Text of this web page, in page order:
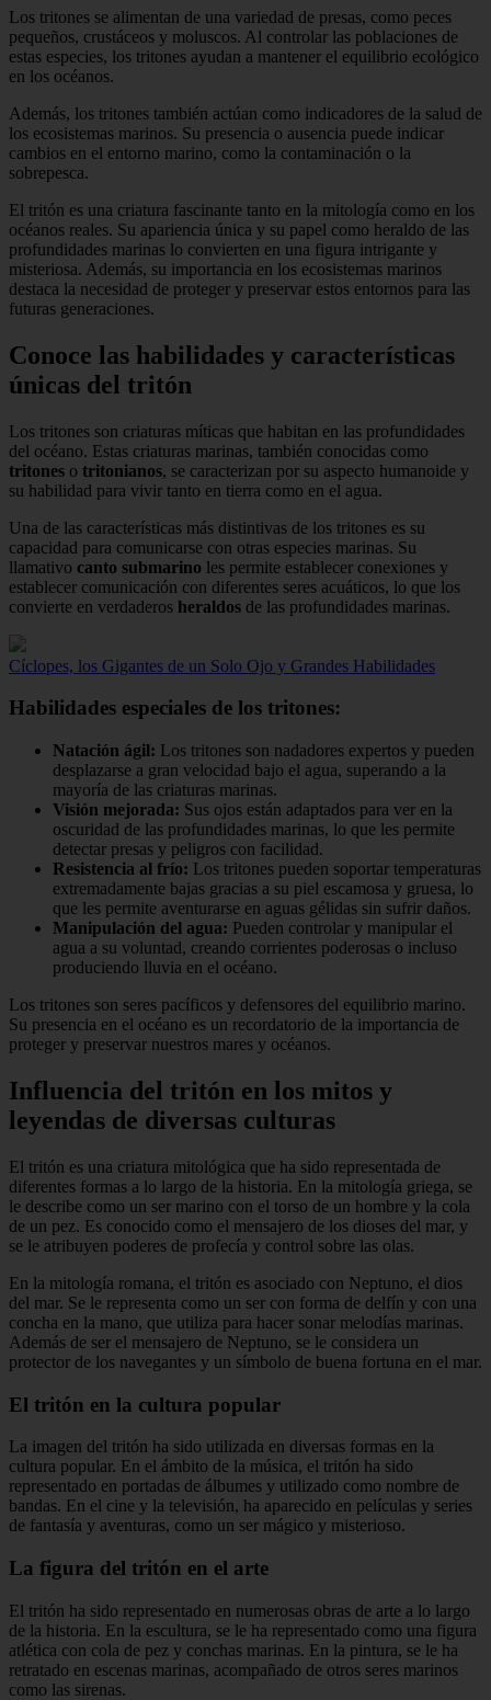
Los tritones se alimentan de una variedad de presas, como peces
pequeños, crustáceos y moluscos. Al controlar las poblaciones de
estas especies, los tritones ayudan a mantener el equilibrio ecológico
en los océanos.
Además, los tritones también actúan como indicadores de la salud de
los ecosistemas marinos. Su presencia o ausencia puede indicar
cambios en el entorno marino, como la contaminación o la
sobrepesca.
El tritón es una criatura fascinante tanto en la mitología como en los
océanos reales. Su apariencia única y su papel como heraldo de las
profundidades marinas lo convierten en una figura intrigante y
misteriosa. Además, su importancia en los ecosistemas marinos
destaca la necesidad de proteger y preservar estos entornos para las
futuras generaciones.
Conoce las habilidades y características
únicas del tritón
Los tritones son criaturas míticas que habitan en las profundidades
del océano. Estas criaturas marinas, también conocidas como
tritones o tritonianos, se caracterizan por su aspecto humanoide y
su habilidad para vivir tanto en tierra como en el agua.
Una de las características más distintivas de los tritones es su
capacidad para comunicarse con otras especies marinas. Su
llamativo canto submarino les permite establecer conexiones y
establecer comunicación con diferentes seres acuáticos, lo que los
convierte en verdaderos heraldos de las profundidades marinas.
Cíclopes, los Gigantes de un Solo Ojo y Grandes Habilidades
Habilidades especiales de los tritones:
Natación ágil: Los tritones son nadadores expertos y pueden
desplazarse a gran velocidad bajo el agua, superando a la
mayoría de las criaturas marinas.
Visión mejorada: Sus ojos están adaptados para ver en la
oscuridad de las profundidades marinas, lo que les permite
detectar presas y peligros con facilidad.
Resistencia al frío: Los tritones pueden soportar temperaturas
extremadamente bajas gracias a su piel escamosa y gruesa, lo
que les permite aventurarse en aguas gélidas sin sufrir daños.
Manipulación del agua: Pueden controlar y manipular el
agua a su voluntad, creando corrientes poderosas o incluso
produciendo lluvia en el océano.
Los tritones son seres pacíficos y defensores del equilibrio marino.
Su presencia en el océano es un recordatorio de la importancia de
proteger y preservar nuestros mares y océanos.
Influencia del tritón en los mitos y
leyendas de diversas culturas
El tritón es una criatura mitológica que ha sido representada de
diferentes formas a lo largo de la historia. En la mitología griega, se
le describe como un ser marino con el torso de un hombre y la cola
de un pez. Es conocido como el mensajero de los dioses del mar, y
se le atribuyen poderes de profecía y control sobre las olas.
En la mitología romana, el tritón es asociado con Neptuno, el dios
del mar. Se le representa como un ser con forma de delfín y con una
concha en la mano, que utiliza para hacer sonar melodías marinas.
Además de ser el mensajero de Neptuno, se le considera un
protector de los navegantes y un símbolo de buena fortuna en el mar.
El tritón en la cultura popular
La imagen del tritón ha sido utilizada en diversas formas en la
cultura popular. En el ámbito de la música, el tritón ha sido
representado en portadas de álbumes y utilizado como nombre de
bandas. En el cine y la televisión, ha aparecido en películas y series
de fantasía y aventuras, como un ser mágico y misterioso.
La figura del tritón en el arte
El tritón ha sido representado en numerosas obras de arte a lo largo
de la historia. En la escultura, se le ha representado como una figura
atlética con cola de pez y conchas marinas. En la pintura, se le ha
retratado en escenas marinas, acompañado de otros seres marinos
como las sirenas.